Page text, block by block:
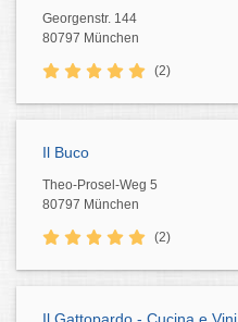
Georgenstr. 144
80797 München
(2)
Il Buco
Theo-Prosel-Weg 5
80797 München
(2)